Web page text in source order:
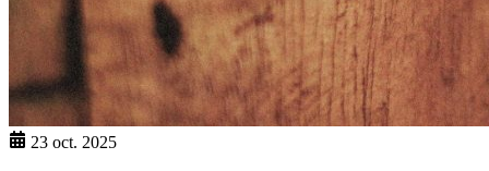
23 oct. 2025